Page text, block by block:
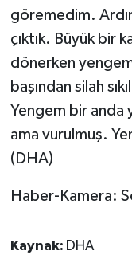
göremedim.
çıktık. Büyük bir
dönerken yengem
başından silah
Yengem bir anda
ama vurulmuş.
(DHA)
Haber-Kamera:
Kaynak: DHA